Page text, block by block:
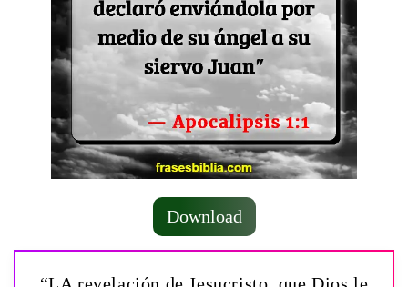
Download